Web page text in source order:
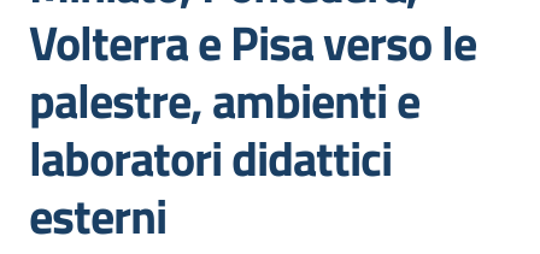
Argomenti
Seguici
Volterra e Pisa verso le
palestre, ambienti e
laboratori didattici
esterni